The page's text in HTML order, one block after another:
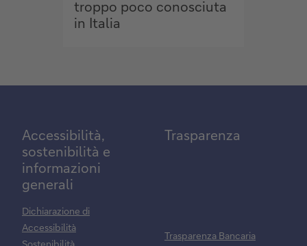
troppo poco conosciuta
in Italia
Accessibilità,
sostenibilità e
informazioni
generali
Dichiarazione di
Accessibilità
Sostenibilità
Trasparenza
Trasparenza Bancaria